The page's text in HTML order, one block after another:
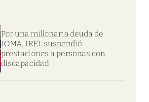
Por una millonaria deuda de
IOMA, IREL suspendió
prestaciones a personas con
discapacidad